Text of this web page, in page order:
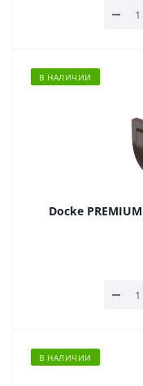
В НАЛИЧИИ
Docke
В НАЛИЧИИ